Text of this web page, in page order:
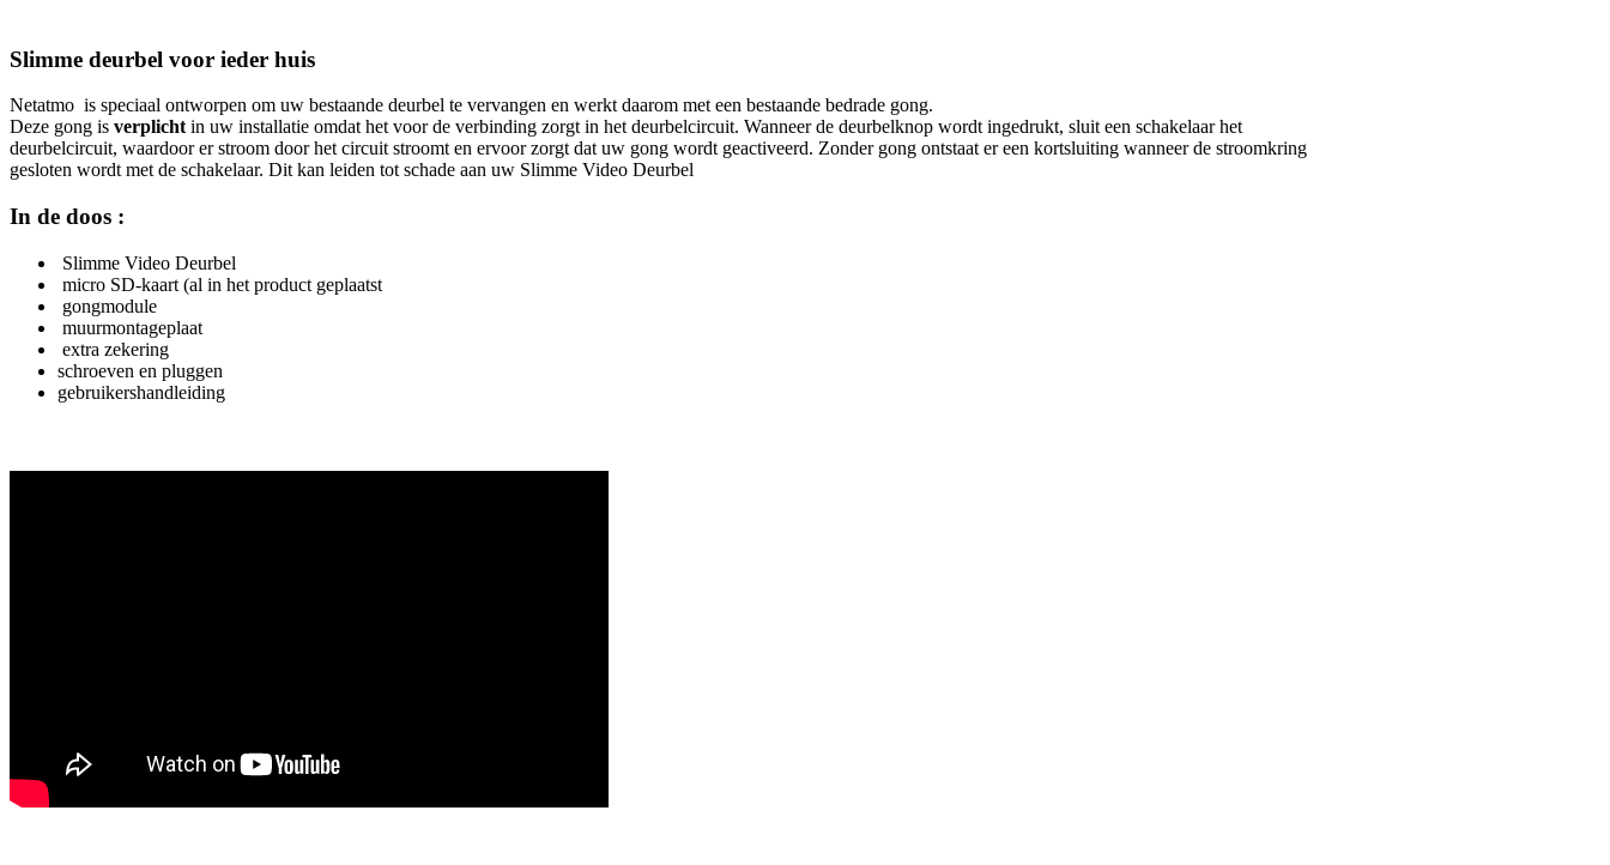
Slimme deurbel voor ieder huis
Netatmo is speciaal ontworpen om uw bestaande deurbel te vervangen en werkt daarom met een bestaande bedrade gong.
Deze gong is verplicht in uw installatie omdat het voor de verbinding zorgt in het deurbelcircuit. Wanneer de deurbelknop wordt ingedrukt, sluit een schakelaar het
deurbelcircuit, waardoor er stroom door het circuit stroomt en ervoor zorgt dat uw gong wordt geactiveerd. Zonder gong ontstaat er een kortsluiting wanneer de stroomkring
gesloten wordt met de schakelaar. Dit kan leiden tot schade aan uw Slimme Video Deurbel
In de doos :
Slimme Video Deurbel
micro SD-kaart (al in het product geplaatst
gongmodule
muurmontageplaat
extra zekering
schroeven en pluggen
gebruikershandleiding